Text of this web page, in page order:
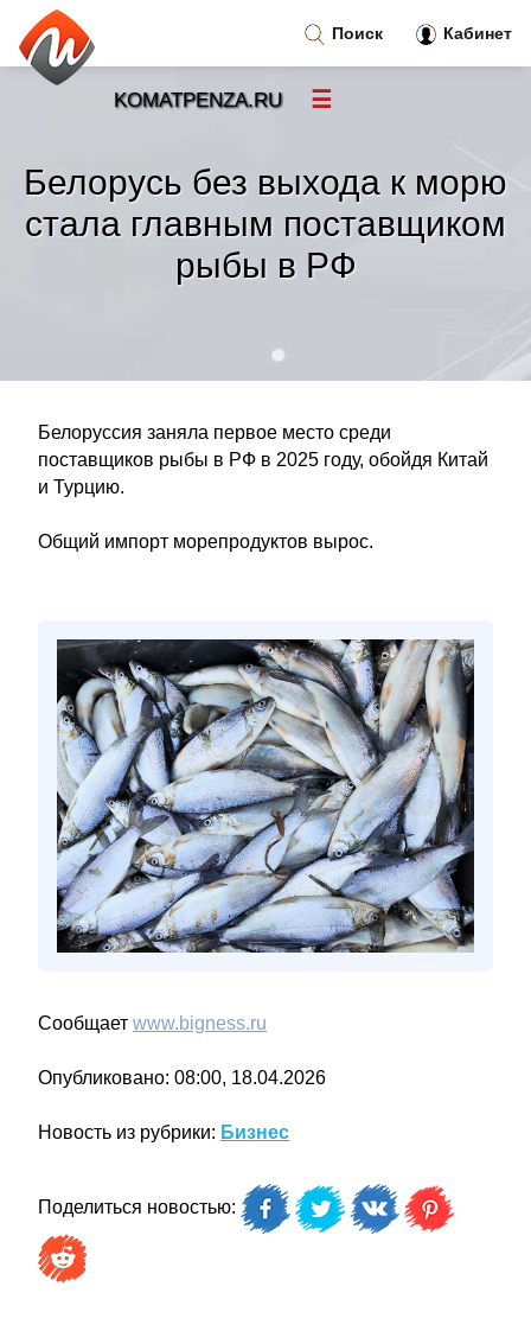
Белорусь без выхода к морю
стала главным поставщиком
рыбы в РФ
Белоруссия заняла первое место среди
поставщиков рыбы в РФ в 2025 году, обойдя Китай
и Турцию.
Общий импорт морепродуктов вырос.
Сообщает www.bigness.ru
Опубликовано: 08:00, 18.04.2026
Новость из рубрики: Бизнес
Поделиться новостью:
Поиск Кабинет
KOMATPENZA.RU ☰
Новости»
Тренды новостей»